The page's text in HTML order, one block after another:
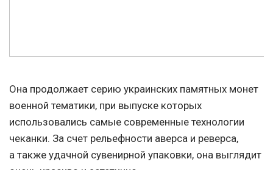
Она продолжает серию украинских памятных монет
военной тематики, при выпуске которых
использовались самые современные технологии
чеканки. За счет рельефности аверса и реверса,
а также удачной сувенирной упаковки, она выглядит